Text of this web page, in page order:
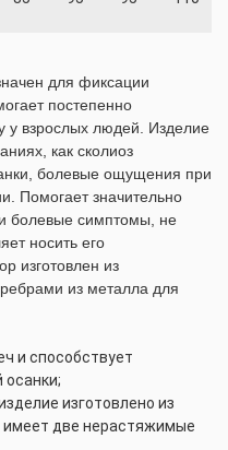
для фиксации
постепенно
у взрослых людей. Изделие
как сколиоз
болевые ощущения при
Помогает значительно
болевые симптомы, не
носить его
изготовлен из
из металла для
и способствует
изготовлено из
имеет две нерастяжимые